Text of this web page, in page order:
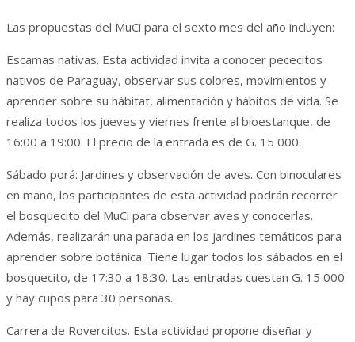
Las propuestas del MuCi para el sexto mes del año incluyen:
Escamas nativas. Esta actividad invita a conocer pececitos
nativos de Paraguay, observar sus colores, movimientos y
aprender sobre su hábitat, alimentación y hábitos de vida. Se
realiza todos los jueves y viernes frente al bioestanque, de
16:00 a 19:00. El precio de la entrada es de G. 15 000.
Sábado porá: Jardines y observación de aves. Con binoculares
en mano, los participantes de esta actividad podrán recorrer
el bosquecito del MuCi para observar aves y conocerlas.
Además, realizarán una parada en los jardines temáticos para
aprender sobre botánica. Tiene lugar todos los sábados en el
bosquecito, de 17:30 a 18:30. Las entradas cuestan G. 15 000
y hay cupos para 30 personas.
Carrera de Rovercitos. Esta actividad propone diseñar y